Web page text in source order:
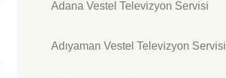
Adana Vestel Televizyon Servisi
Adıyaman Vestel Televizyon Servisi